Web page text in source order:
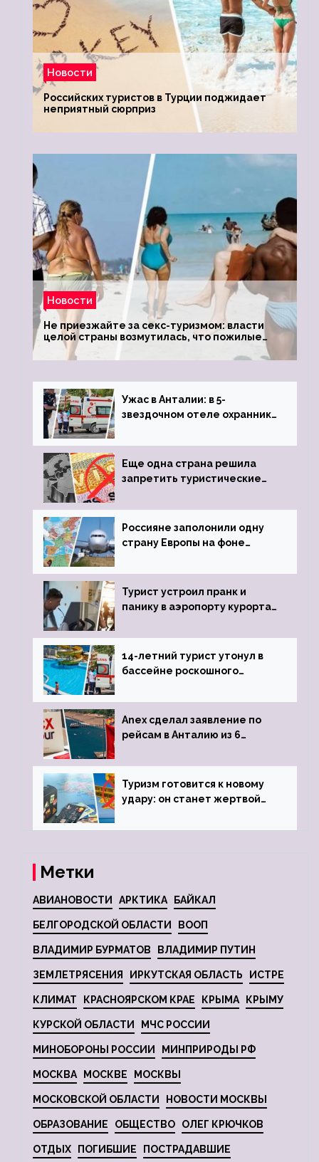
Новости
Российских туристов в Турции поджидает
неприятный сюрприз
Новости
Не приезжайте за секс-туризмом: власти
целой страны возмутилась, что пожилые
туристки массово едут к ним, чтобы
обзавестись молодыми любовниками
Ужас в Анталии: в 5-
звездочном отеле охранник
пистолета
Еще одна страна решила
запретить туристические
Россияне заполонили одну
страну Европы на фоне
виз
Турист устроил пранк и
панику в аэропорту курорта,
задержке рейса
14-летний турист утонул в
бассейне роскошного
Anex сделал заявление по
рейсам в Анталию из 6
Туризм готовится к новому
удару: он станет жертвой
Метки
АВИАНОВОСТИ АРКТИКА БАЙКАЛ
БЕЛГОРОДСКОЙ ОБЛАСТИ ВООП
ВЛАДИМИР БУРМАТОВ ВЛАДИМИР ПУТИН
ЗЕМЛЕТРЯСЕНИЯ ИРКУТСКАЯ ОБЛАСТЬ ИСТРЕ
КЛИМАТ КРАСНОЯРСКОМ КРАЕ КРЫМА КРЫМУ
КУРСКОЙ ОБЛАСТИ МЧС РОССИИ
МИНОБОРОНЫ РОССИИ МИНПРИРОДЫ РФ
МОСКВА МОСКВЕ МОСКВЫ
МОСКОВСКОЙ ОБЛАСТИ НОВОСТИ МОСКВЫ
ОБРАЗОВАНИЕ ОБЩЕСТВО ОЛЕГ КРЮЧКОВ
ОТДЫХ ПОГИБШИЕ ПОСТРАДАВШИЕ